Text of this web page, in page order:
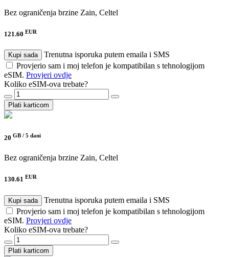
Bez ograničenja brzine Zain, Celtel
121.60 EUR
Kupi sada
Trenutna isporuka putem emaila i SMS
Provjerio sam i moj telefon je kompatibilan s tehnologijom
eSIM. Provjeri ovdje
Koliko eSIM-ova trebate?
Plati karticom
20 GB / 5 dani
Bez ograničenja brzine Zain, Celtel
130.61 EUR
Kupi sada
Trenutna isporuka putem emaila i SMS
Provjerio sam i moj telefon je kompatibilan s tehnologijom
eSIM. Provjeri ovdje
Koliko eSIM-ova trebate?
Plati karticom